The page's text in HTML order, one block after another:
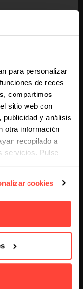
para personalizar
de redes
compartimos
sitio web con
publicidad y análisis
otra información
recopilado a
servicios. Pulse
cookies
con ubicaciones
Realidad
virtual
productos
forma en que las
los usuarios